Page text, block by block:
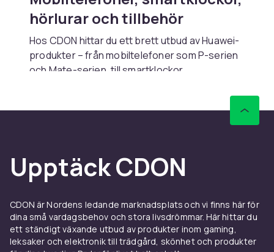
hörlurar och tillbehör
Hos CDON hittar du ett brett utbud av Huawei-
produkter – från mobiltelefoner som P-serien
och Mate-serien, till smartklockor,
digitala vågar. Mobiltelefonerna är byggda för
skarp bild, kraftfull prestanda och lång
dig tystnad eller pepp i rätt ögonblick. Allt
designat för att sitta skönt, hålla länge och
För dig som gillar teknik som
bara funkar
Upptäck CDON
CDON är Nordens ledande marknadsplats och vi finns här för
dina små vardagsbehov och stora livsdrömmar. Här hittar du
ett ständigt växande utbud av produkter inom gaming,
leksaker och elektronik till trädgård, skönhet och produkter